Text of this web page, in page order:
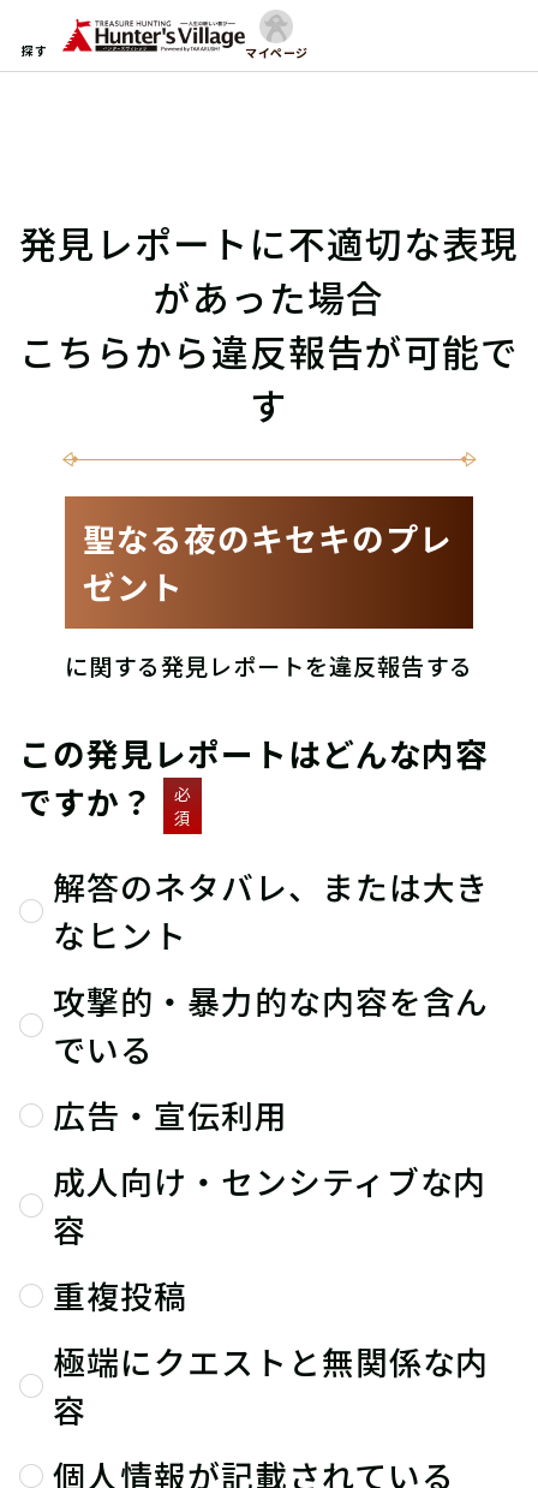
探す マイページ
発見レポートに不適切な表現
があった場合
こちらから違反報告が可能で
す
聖なる夜のキセキのプレ
ゼント
に関する発見レポートを違反報告する
この発見レポートはどんな内容
ですか？
必
須
解答のネタバレ、または大き
なヒント
攻撃的・暴力的な内容を含ん
でいる
広告・宣伝利用
成人向け・センシティブな内
容
重複投稿
極端にクエストと無関係な内
容
個人情報が記載されている